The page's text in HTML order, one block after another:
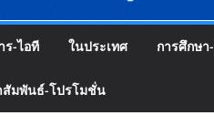
ร-ไอที ในประเทศ การศึกษ
สัมพันธ์-โปรโมชั่น